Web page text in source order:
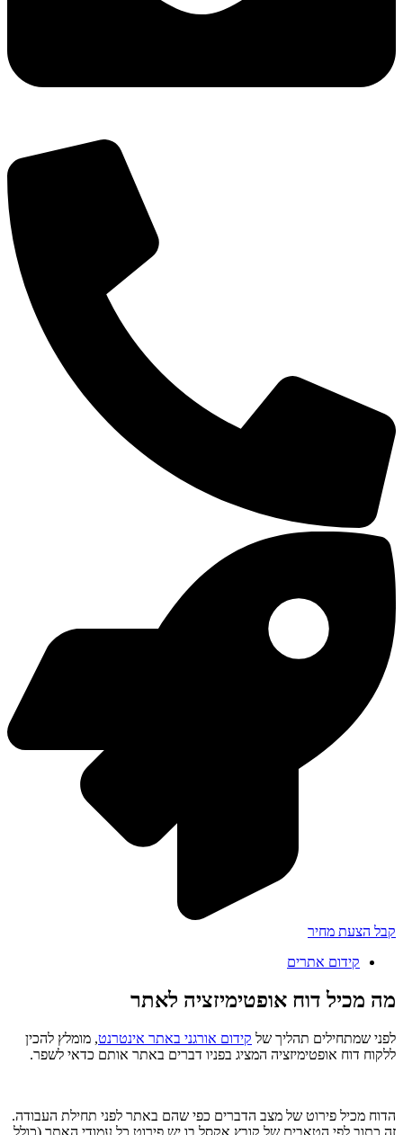
קבל הצעת מחיר
קידום אתרים
מה מכיל דוח אופטימיזציה לאתר
לפני שמתחילים תהליך של קידום אורגני באתר אינטרנט, מומלץ להכין
ללקוח דוח אופטימיזציה המציג בפניו דברים באתר אותם כדאי לשפר.
הדוח מכיל פירוט של מצב הדברים כפי שהם באתר לפני תחילת העבודה.